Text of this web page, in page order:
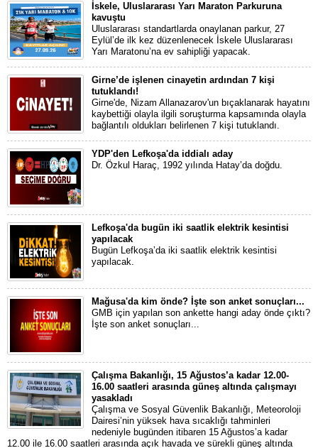
İskele, Uluslararası Yarı Maraton Parkuruna
kavuştu
Uluslararası standartlarda onaylanan parkur, 27
Eylül’de ilk kez düzenlenecek İskele Uluslararası
Yarı Maratonu’na ev sahipliği yapacak.
Girne’de işlenen cinayetin ardından 7 kişi
tutuklandı!
Girne'de, Nizam Allanazarov'un bıçaklanarak hayatını
kaybettiği olayla ilgili soruşturma kapsamında olayla
bağlantılı oldukları belirlenen 7 kişi tutuklandı.
YDP'den Lefkoşa'da iddialı aday
Dr. Özkul Haraç, 1992 yılında Hatay’da doğdu.
Lefkoşa'da bugün iki saatlik elektrik kesintisi
yapılacak
Bugün Lefkoşa’da iki saatlik elektrik kesintisi
yapılacak.
Mağusa'da kim önde? İşte son anket sonuçları...
GMB için yapılan son ankette hangi aday önde çıktı?
İşte son anket sonuçları...
Çalışma Bakanlığı, 15 Ağustos’a kadar 12.00-
16.00 saatleri arasında güneş altında çalışmayı
yasakladı
Çalışma ve Sosyal Güvenlik Bakanlığı, Meteoroloji
Dairesi’nin yüksek hava sıcaklığı tahminleri
nedeniyle bugünden itibaren 15 Ağustos’a kadar
12.00 ile 16.00 saatleri arasında açık havada ve sürekli güneş altında